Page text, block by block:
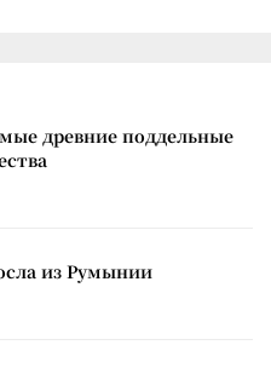
древние поддельные
из Румынии